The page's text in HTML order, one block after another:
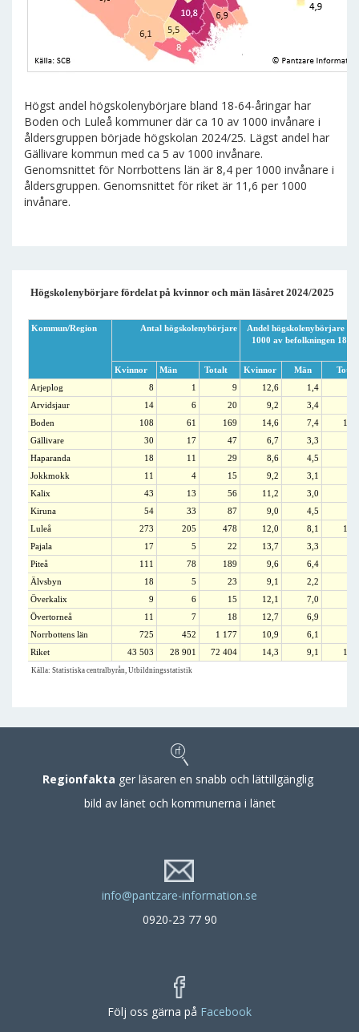
Högst andel högskolenybörjare bland 18-64-åringar har
Boden och Luleå kommuner där ca 10 av 1000 invånare i
åldersgruppen började högskolan 2024/25. Lägst andel har
Gällivare kommun med ca 5 av 1000 invånare.
Genomsnittet för Norrbottens län är 8,4 per 1000 invånare i
åldersgruppen. Genomsnittet för riket är 11,6 per 1000
invånare.
Högskolenybörjare fördelat på kvinnor och män läsåret 2024/2025
Kommun/Region Antal högskolenybörjare
Andel högskolenybörjare per
1000 av befolkningen 18-64
Kvinnor
Män Totalt Kvinnor Män
Totalt
Arjeplog
8 1 9 12,6 1,4
Arvidsjaur
14 6 20 9,2 3,4
Boden
108 61 169 14,6 7,4
10,8
Gällivare
30 17 47 6,7 3,3
Haparanda
18 11 29 8,6 4,5
Jokkmokk
11 4 15 9,2 3,1
Kalix
43 13 56 11,2 3,0
Kiruna
54 33 87 9,0 4,5
Luleå
273 205 478 12,0 8,1
10,0
Pajala
17 5 22 13,7 3,3
Piteå
111 78 189 9,6 6,4
Älvsbyn
18 5 23 9,1 2,2
Överkalix
9 6 15 12,1 7,0
Övertorneå
11 7 18 12,7 6,9
Norrbottens län
725 452 1 177 10,9 6,1
Riket
43 503 28 901 72 404 14,3 9,1 11,6
Källa: Statistiska centralbyrån, Utbildningsstatistik
Regionfakta ger läsaren en snabb och lättillgänglig
bild av länet och kommunerna i länet
info@pantzare-information.se
0920-23 77 90
Följ oss gärna på Facebook